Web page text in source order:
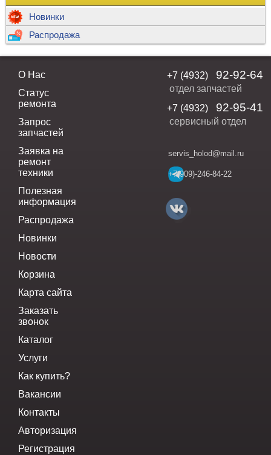
Новинки
Распродажа
О Нас
Статус
ремонта
Запрос
запчастей
Заявка на
ремонт
техники
Полезная
информация
Распродажа
Новинки
Новости
Корзина
Карта сайта
Заказать
звонок
Каталог
Услуги
Как купить?
Вакансии
Контакты
Авторизация
Регистрация
+7 (4932) 92-92-64
отдел запчастей
+7 (4932)
92-95-41
сервисный отдел
servis_holod@mail.ru
+7(909)-246-84-22